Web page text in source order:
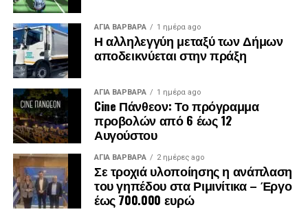
ΑΓΙΑ ΒΑΡΒΑΡΑ 1 ημέρα ago
Η αλληλεγγύη μεταξύ των Δήμων
αποδεικνύεται στην πράξη
ΑΓΙΑ ΒΑΡΒΑΡΑ 1 ημέρα ago
Cine Πάνθεον: Το πρόγραμμα
προβολών από 6 έως 12
Αυγούστου
ΑΓΙΑ ΒΑΡΒΑΡΑ 2 ημέρες ago
Σε τροχιά υλοποίησης η ανάπλαση
του γηπέδου στα Ριμινίτικα – Έργο
έως 700.000 ευρώ